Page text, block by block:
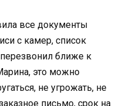
все документы
с камер, список
ближе к
это можно
не угрожать, не
письмо, срок на